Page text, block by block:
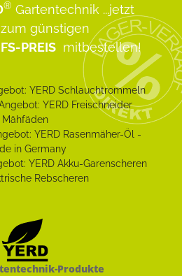
® Gartentechnik ...jetzt
günstigen
PREIS mitbestellen!
Produkte